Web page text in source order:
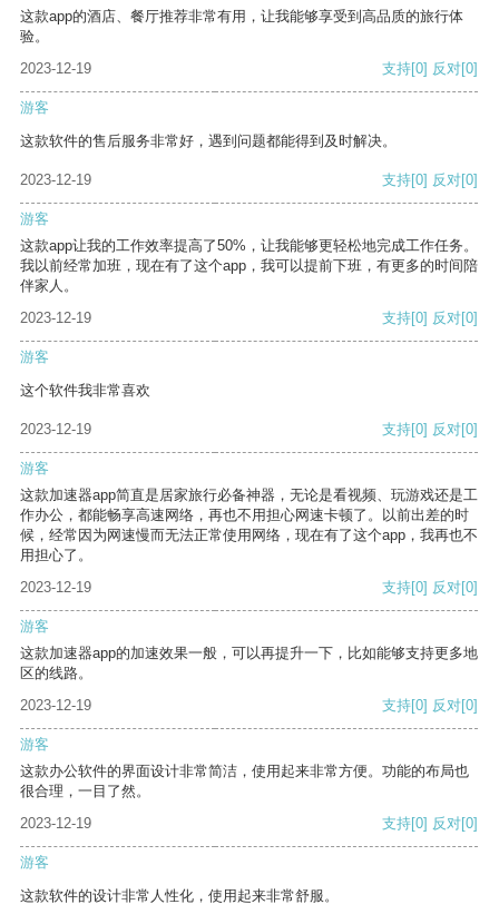
这款app的酒店、餐厅推荐非常有用，让我能够享受到高品质的旅行体
验。
2023-12-19
支持[0] 反对[0]
游客
这款软件的售后服务非常好，遇到问题都能得到及时解决。
2023-12-19 支持[0] 反对[0]
游客
这款app让我的工作效率提高了50%，让我能够更轻松地完成工作任务。
我以前经常加班，现在有了这个app，我可以提前下班，有更多的时间陪
伴家人。
2023-12-19
支持[0] 反对[0]
游客
这个软件我非常喜欢
2023-12-19 支持[0] 反对[0]
游客
这款加速器app简直是居家旅行必备神器，无论是看视频、玩游戏还是工
作办公，都能畅享高速网络，再也不用担心网速卡顿了。以前出差的时
候，经常因为网速慢而无法正常使用网络，现在有了这个app，我再也不
用担心了。
2023-12-19
支持[0] 反对[0]
游客
这款加速器app的加速效果一般，可以再提升一下，比如能够支持更多地
区的线路。
2023-12-19
支持[0] 反对[0]
游客
这款办公软件的界面设计非常简洁，使用起来非常方便。功能的布局也
很合理，一目了然。
2023-12-19
支持[0] 反对[0]
游客
这款软件的设计非常人性化，使用起来非常舒服。